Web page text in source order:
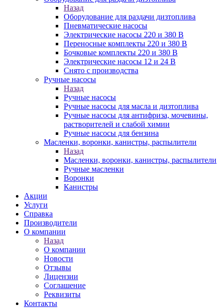
Назад
Оборудование для раздачи дизтоплива
Пневматические насосы
Электрические насосы 220 и 380 В
Переносные комплекты 220 и 380 В
Бочковые комплекты 220 и 380 В
Электрические насосы 12 и 24 В
Снято с производства
Ручные насосы
Назад
Ручные насосы
Ручные насосы для масла и дизтоплива
Ручные насосы для антифриза, мочевины,
растворителей и слабой химии
Ручные насосы для бензина
Масленки, воронки, канистры, распылители
Назад
Масленки, воронки, канистры, распылители
Ручные масленки
Воронки
Канистры
Акции
Услуги
Справка
Производители
О компании
Назад
О компании
Новости
Отзывы
Лицензии
Соглашение
Реквизиты
Контакты